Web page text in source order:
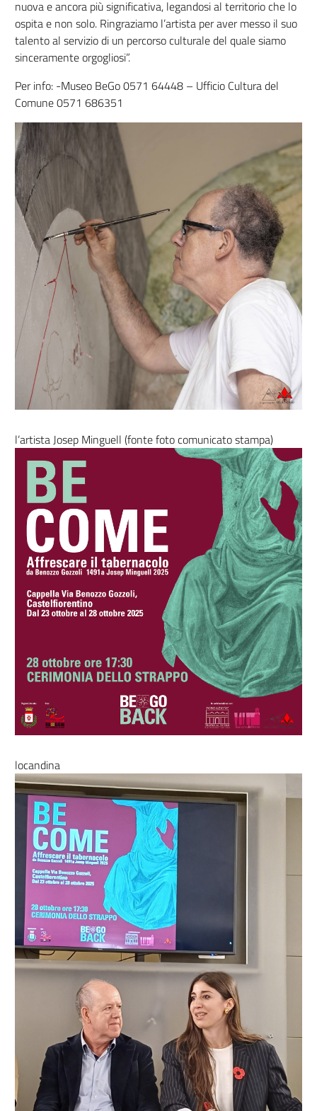
nuova e ancora più significativa, legandosi al territorio che lo
ospita e non solo. Ringraziamo l’artista per aver messo il suo
talento al servizio di un percorso culturale del quale siamo
sinceramente orgogliosi”.
Per info: -Museo BeGo 0571 64448 – Ufficio Cultura del
Comune 0571 686351
l’artista Josep Minguell (fonte foto comunicato stampa)
locandina